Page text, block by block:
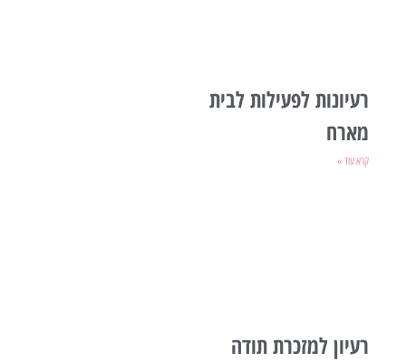
רעיונות לפעילות לבית
מארח
קרא עוד »
רעיון למזכרת תודה